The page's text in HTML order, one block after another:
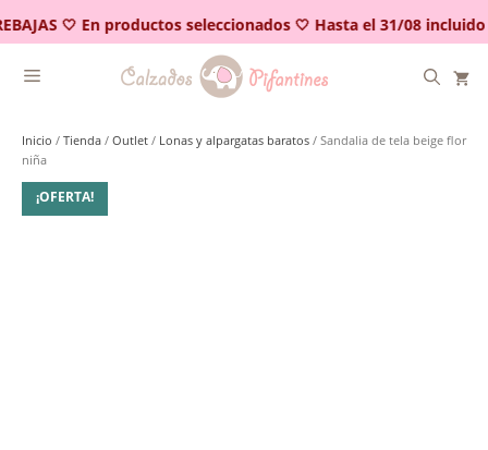
🤍 En productos seleccionados 🤍 Hasta el 31/08 incluido
al
contenido
Inicio / Tienda / Outlet / Lonas y alpargatas baratos / Sandalia de tela beige flor
niña
¡OFERTA!